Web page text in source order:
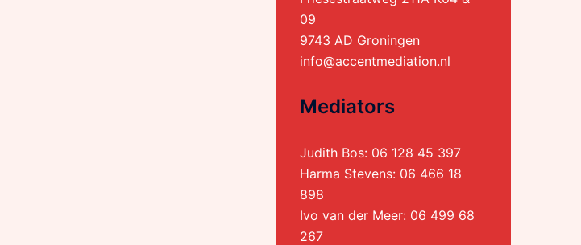
09
9743 AD Groningen
info@accentmediation.nl
Mediators
Judith Bos: 06 128 45 397
Harma Stevens: 06 466 18
898
Ivo van der Meer: 06 499 68
267